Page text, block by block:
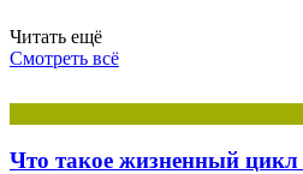
Читать ещё
Смотреть всё
Что такое жизненный цикл